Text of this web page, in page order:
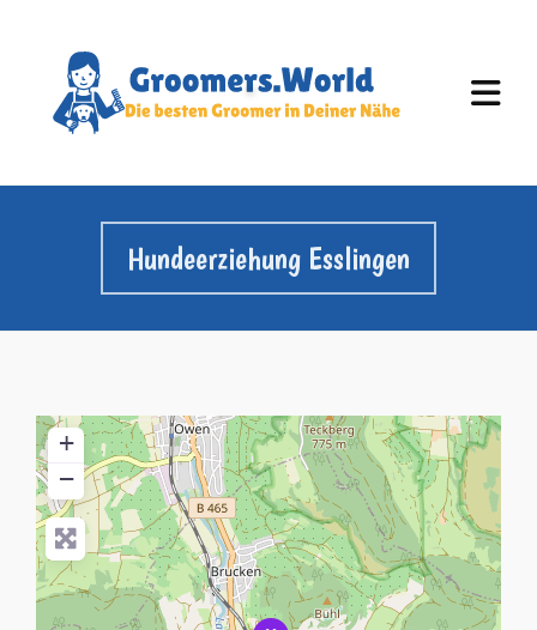
Hundeerziehung Esslingen
+
−